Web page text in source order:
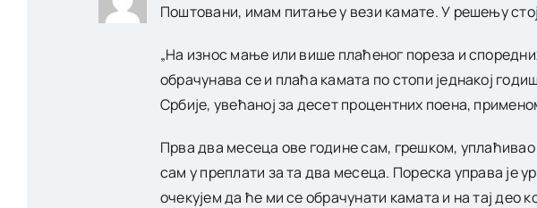
Поштовани, имам питање у вези камате. У решењу
„На износ мање или више плаћеног пореза и
обрачунава се и плаћа камата по стопи једнакој
Србије, увећаној за десет процентних поена,
Прва два месеца ове године сам, грешком,
сам у преплати за та два месеца. Пореска управа је
очекујем да ће ми се обрачунати камата и на тај део